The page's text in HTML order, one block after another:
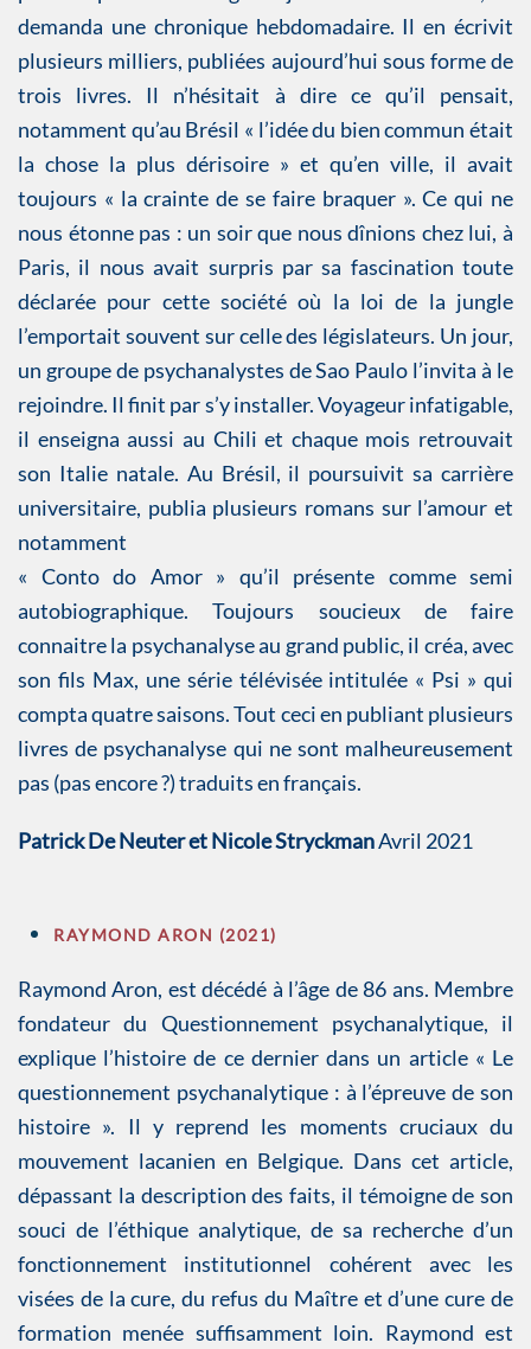
demanda une chronique hebdomadaire. Il en écrivit
plusieurs milliers, publiées aujourd’hui sous forme de
trois livres. Il n’hésitait à dire ce qu’il pensait,
notamment qu’au Brésil « l’idée du bien commun était
la chose la plus dérisoire » et qu’en ville, il avait
toujours « la crainte de se faire braquer ». Ce qui ne
nous étonne pas : un soir que nous dînions chez lui, à
Paris, il nous avait surpris par sa fascination toute
déclarée pour cette société où la loi de la jungle
l’emportait souvent sur celle des législateurs. Un jour,
un groupe de psychanalystes de Sao Paulo l’invita à le
rejoindre. Il finit par s’y installer. Voyageur infatigable,
il enseigna aussi au Chili et chaque mois retrouvait
son Italie natale. Au Brésil, il poursuivit sa carrière
universitaire, publia plusieurs romans sur l’amour et
notamment
« Conto do Amor » qu’il présente comme semi
autobiographique. Toujours soucieux de faire
connaitre la psychanalyse au grand public, il créa, avec
son fils Max, une série télévisée intitulée « Psi » qui
compta quatre saisons. Tout ceci en publiant plusieurs
livres de psychanalyse qui ne sont malheureusement
pas (pas encore ?) traduits en français.
Patrick De Neuter et Nicole StryckmanAvril 2021
RAYMOND ARON (2021)
Raymond Aron, est décédé à l’âge de 86 ans. Membre
fondateur du Questionnement psychanalytique, il
explique l’histoire de ce dernier dans un article « Le
questionnement psychanalytique : à l’épreuve de son
histoire ». Il y reprend les moments cruciaux du
mouvement lacanien en Belgique. Dans cet article,
dépassant la description des faits, il témoigne de son
souci de l’éthique analytique, de sa recherche d’un
fonctionnement institutionnel cohérent avec les
visées de la cure, du refus du Maître et d’une cure de
formation menée suffisamment loin. Raymond est